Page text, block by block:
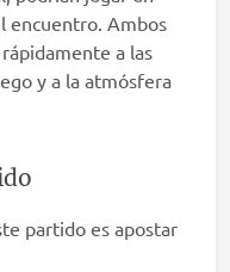
encuentro. Ambos
a las
y a la atmósfera
partido es apostar